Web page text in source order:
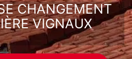
CHANGEMENT
VIGNAUX